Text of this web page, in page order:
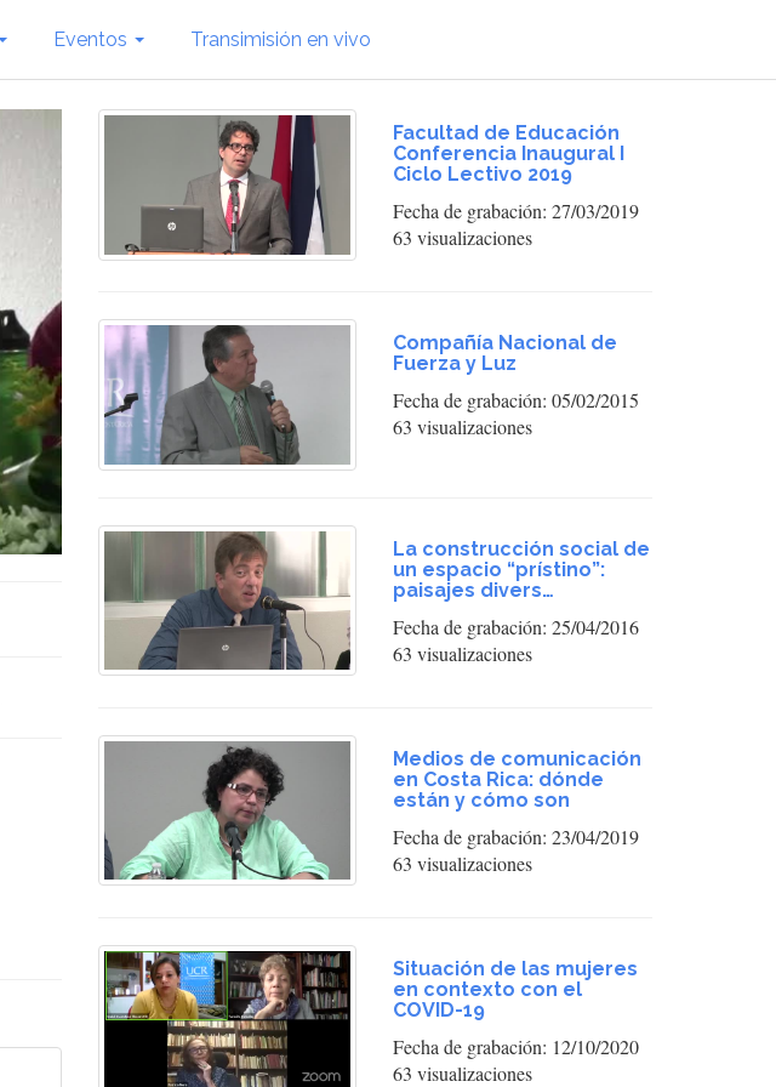
Eventos Transimisión en vivo
Facultad de Educación
Conferencia Inaugural I
Ciclo Lectivo 2019
Fecha de grabación: 27/03/2019
63 visualizaciones
Compañía Nacional de
Fuerza y Luz
Fecha de grabación: 05/02/2015
63 visualizaciones
La construcción social de
un espacio “prístino”:
paisajes divers…
Fecha de grabación: 25/04/2016
63 visualizaciones
Medios de comunicación
en Costa Rica: dónde
están y cómo son
Fecha de grabación: 23/04/2019
63 visualizaciones
Situación de las mujeres
en contexto con el
COVID-19
Fecha de grabación: 12/10/2020
63 visualizaciones